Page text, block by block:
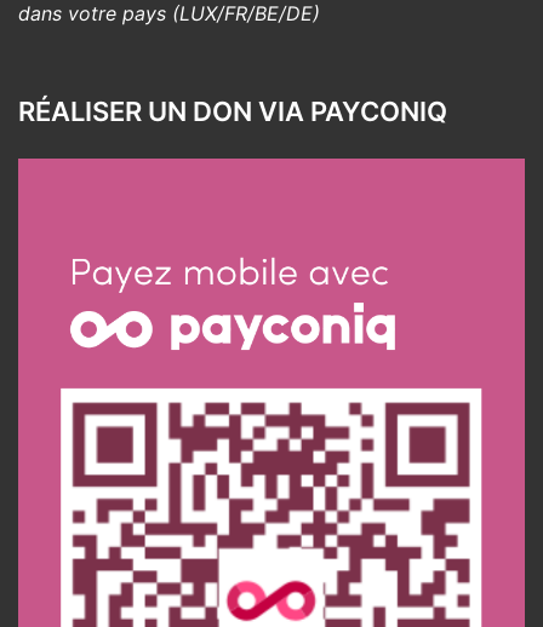
dans votre pays (LUX/FR/BE/DE)
RÉALISER UN DON VIA PAYCONIQ